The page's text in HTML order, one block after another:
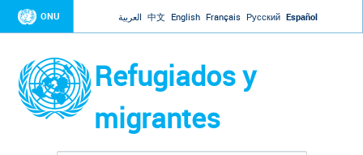
Jump to navigation
ONU العربية 中文 English Français Русский Español
Refugiados y
migrantes